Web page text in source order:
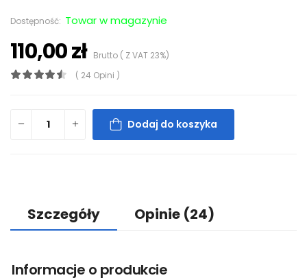
Dostępność: Towar w magazynie
110,00 złBrutto ( Z VAT 23%)
( 24 Opini )
Dodaj do koszyka
Szczegóły Opinie (24)
Informacje o produkcie